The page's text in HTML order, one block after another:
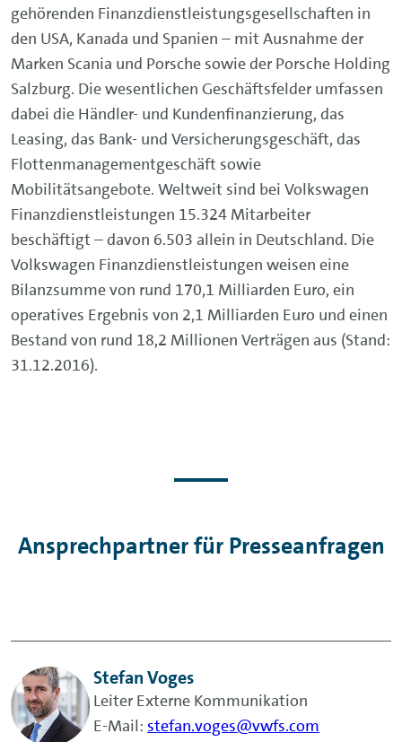
gehörenden Finanzdienstleistungsgesellschaften in
den USA, Kanada und Spanien – mit Ausnahme der
Marken Scania und Porsche sowie der Porsche Holding
Salzburg. Die wesentlichen Geschäftsfelder umfassen
dabei die Händler- und Kundenfinanzierung, das
Leasing, das Bank- und Versicherungsgeschäft, das
Flottenmanagementgeschäft sowie
Mobilitätsangebote. Weltweit sind bei Volkswagen
Finanzdienstleistungen 15.324 Mitarbeiter
beschäftigt – davon 6.503 allein in Deutschland. Die
Volkswagen Finanzdienstleistungen weisen eine
Bilanzsumme von rund 170,1 Milliarden Euro, ein
operatives Ergebnis von 2,1 Milliarden Euro und einen
Bestand von rund 18,2 Millionen Verträgen aus (Stand:
31.12.2016).
Ansprechpartner für Presseanfragen
Stefan Voges
Leiter Externe Kommunikation
E-Mail: stefan.voges@vwfs.com